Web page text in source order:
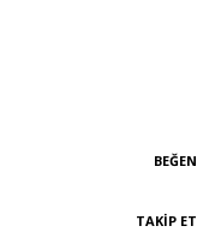
BEĞEN
TAKIP ET